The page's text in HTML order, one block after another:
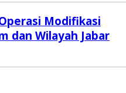
Modifikasi
dan Wilayah Jabar